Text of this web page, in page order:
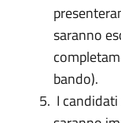
saranno
bando).
I